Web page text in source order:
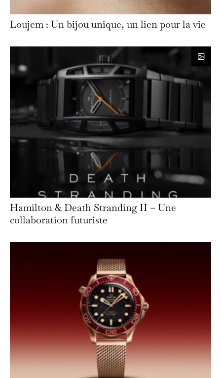
Loujem : Un bijou unique, un lien pour la vie
Hamilton & Death Stranding II – Une
collaboration futuriste